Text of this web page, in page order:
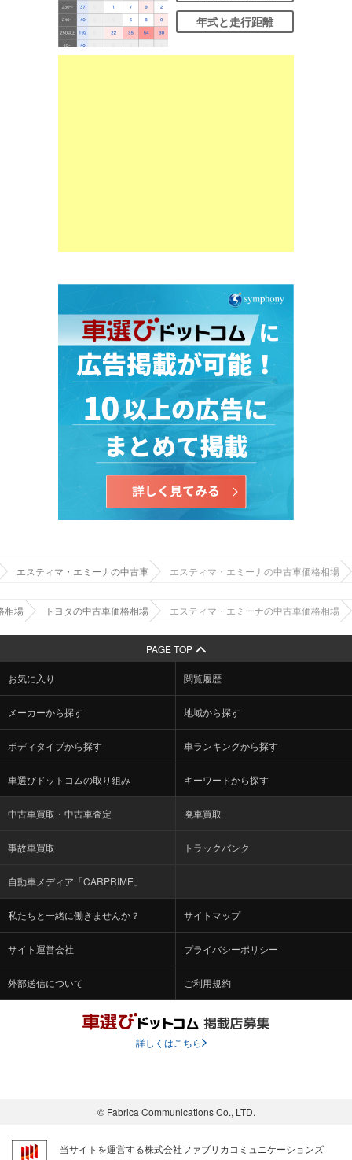
年式と走行距離
エスティマ・エミーナの中古車 エスティマ・エミーナの中古車価格相場
相場 トヨタの中古車価格相場 エスティマ・エミーナの中古車価格相場
PAGE TOP
お気に入り 閲覧履歴
メーカーから探す 地域から探す
ボディタイプから探す 車ランキングから探す
車選びドットコムの取り組み キーワードから探す
中古車買取・中古車査定 廃車買取
事故車買取 トラックバンク
自動車メディア「CARPRIME」
私たちと一緒に働きませんか？ サイトマップ
サイト運営会社 プライバシーポリシー
外部送信について ご利用規約
詳しくはこちら
© Fabrica Communications Co., LTD.
当サイトを運営する株式会社ファブリカコミュニケーションズ